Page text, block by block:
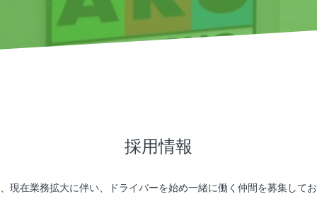
採用情報
現在業務拡大に伴い、ドライバーを始め一緒に働く仲間を募集して